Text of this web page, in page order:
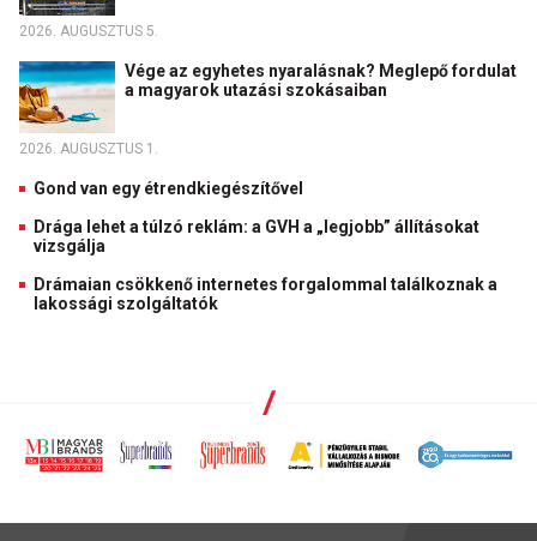
2026. AUGUSZTUS 5.
Vége az egyhetes nyaralásnak? Meglepő fordulat
a magyarok utazási szokásaiban
2026. AUGUSZTUS 1.
Gond van egy étrendkiegészítővel
Drága lehet a túlzó reklám: a GVH a „legjobb” állításokat
vizsgálja
Drámaian csökkenő internetes forgalommal találkoznak a
lakossági szolgáltatók